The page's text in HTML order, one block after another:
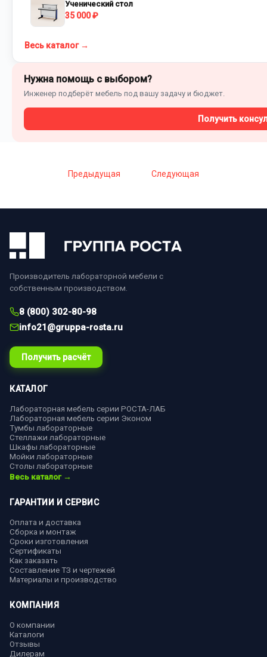
Ученический стол
35 000 ₽
Весь каталог →
Нужна помощь с выбором?
Инженер подберёт мебель под вашу задачу и бюджет.
Получить
Предыдущая Следующая
Производитель лабораторной мебели с
собственным производством.
8 (800) 302-80-98
info21@gruppa-rosta.ru
Получить расчёт
КАТАЛОГ
Лабораторная мебель серии РОСТА-ЛАБ
Лабораторная мебель серии Эконом
Тумбы лабораторные
Стеллажи лабораторные
Шкафы лабораторные
Мойки лабораторные
Столы лабораторные
Весь каталог →
ГАРАНТИИ И СЕРВИС
Оплата и доставка
Сборка и монтаж
Сроки изготовления
Сертификаты
Как заказать
Составление ТЗ и чертежей
Материалы и производство
КОМПАНИЯ
О компании
Каталоги
Отзывы
Дилерам